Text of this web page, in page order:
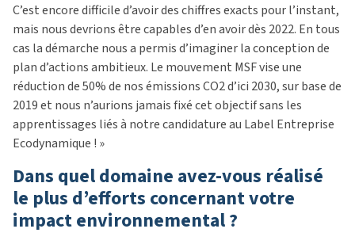
C’est encore difficile d’avoir des chiffres exacts pour l’instant,
mais nous devrions être capables d’en avoir dès 2022. En tous
cas la démarche nous a permis d’imaginer la conception de
plan d’actions ambitieux. Le mouvement MSF vise une
réduction de 50% de nos émissions CO2d’ici 2030, sur base de
2019 et nous n’aurions jamais fixé cet objectif sans les
apprentissages liés à notre candidature au Label Entreprise
Ecodynamique ! »
Dans quel domaine avez-vous réalisé
le plus d’efforts concernant votre
impact environnemental ?